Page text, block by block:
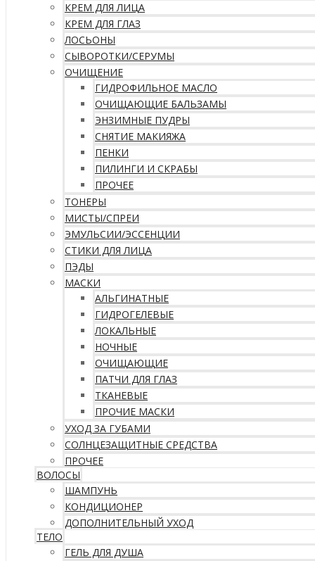
КРЕМ ДЛЯ ЛИЦА
КРЕМ ДЛЯ ГЛАЗ
ЛОСЬОНЫ
СЫВОРОТКИ/СЕРУМЫ
ОЧИЩЕНИЕ
ГИДРОФИЛЬНОЕ МАСЛО
ОЧИЩАЮЩИЕ БАЛЬЗАМЫ
ЭНЗИМНЫЕ ПУДРЫ
СНЯТИЕ МАКИЯЖА
ПЕНКИ
ПИЛИНГИ И СКРАБЫ
ПРОЧЕЕ
ТОНЕРЫ
МИСТЫ/СПРЕИ
ЭМУЛЬСИИ/ЭССЕНЦИИ
СТИКИ ДЛЯ ЛИЦА
ПЭДЫ
МАСКИ
АЛЬГИНАТНЫЕ
ГИДРОГЕЛЕВЫЕ
ЛОКАЛЬНЫЕ
НОЧНЫЕ
ОЧИЩАЮЩИЕ
ПАТЧИ ДЛЯ ГЛАЗ
ТКАНЕВЫЕ
ПРОЧИЕ МАСКИ
УХОД ЗА ГУБАМИ
СОЛНЦЕЗАЩИТНЫЕ СРЕДСТВА
ПРОЧЕЕ
ВОЛОСЫ
ШАМПУНЬ
КОНДИЦИОНЕР
ДОПОЛНИТЕЛЬНЫЙ УХОД
ТЕЛО
ГЕЛЬ ДЛЯ ДУША